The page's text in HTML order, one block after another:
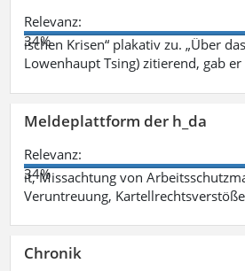
Relevanz:
34%
ischen Krisen“ plakativ zu. „Über
Lowenhaupt Tsing) zitierend, gab
Meldeplattform der h_da
Relevanz:
34%
it, Missachtung von
Veruntreuung,
Chronik